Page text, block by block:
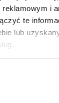
reklamowym i
te
lub
architektura
na Rzeszów